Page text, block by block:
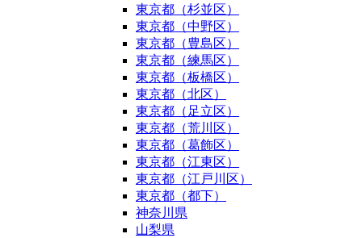
東京都（杉並区）
東京都（中野区）
東京都（豊島区）
東京都（練馬区）
東京都（板橋区）
東京都（北区）
東京都（足立区）
東京都（荒川区）
東京都（葛飾区）
東京都（江東区）
東京都（江戸川区）
東京都（都下）
神奈川県
山梨県